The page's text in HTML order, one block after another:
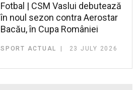
Fotbal | CSM Vaslui debutează
în noul sezon contra Aerostar
Bacău, în Cupa României
SPORT ACTUAL 23 JULY 2026